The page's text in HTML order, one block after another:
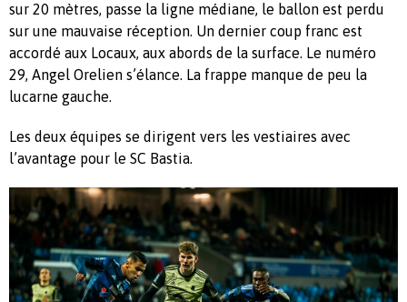
sur 20 mètres, passe la ligne médiane, le ballon est perdu
sur une mauvaise réception. Un dernier coup franc est
accordé aux Locaux, aux abords de la surface. Le numéro
29, Angel Orelien s’élance. La frappe manque de peu la
lucarne gauche.
Les deux équipes se dirigent vers les vestiaires avec
l’avantage pour le SC Bastia.